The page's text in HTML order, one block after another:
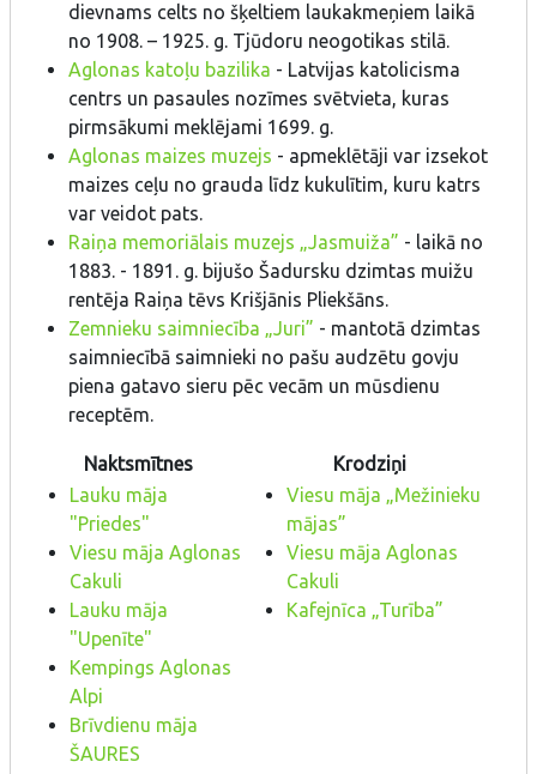
dievnams celts no šķeltiem laukakmeņiem laikā
no 1908. – 1925. g. Tjūdoru neogotikas stilā.
Aglonas katoļu bazilika - Latvijas katolicisma
centrs un pasaules nozīmes svētvieta, kuras
pirmsākumi meklējami 1699. g.
Aglonas maizes muzejs - apmeklētāji var izsekot
maizes ceļu no grauda līdz kukulītim, kuru katrs
var veidot pats.
Raiņa memoriālais muzejs „Jasmuiža” - laikā no
1883. - 1891. g. bijušo Šadursku dzimtas muižu
rentēja Raiņa tēvs Krišjānis Pliekšāns.
Zemnieku saimniecība „Juri” - mantotā dzimtas
saimniecībā saimnieki no pašu audzētu govju
piena gatavo sieru pēc vecām un mūsdienu
receptēm.
Naktsmītnes
Krodziņi
Lauku māja
"Priedes"
Viesu māja Aglonas
Cakuli
Lauku māja
"Upenīte"
Kempings Aglonas
Alpi
Brīvdienu māja
ŠAURES
Viesu māja „Mežinieku
mājas”
Viesu māja Aglonas
Cakuli
Kafejnīca „Turība”